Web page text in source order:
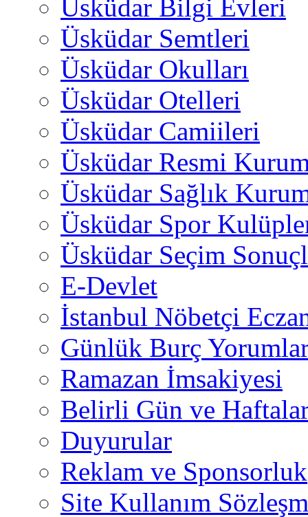
Üsküdar Bilgi Evleri
Üsküdar Semtleri
Üsküdar Okulları
Üsküdar Otelleri
Üsküdar Camiileri
Üsküdar Resmi
Üsküdar Sağlık
Üsküdar Spor
Üsküdar Seçim
E-Devlet
İstanbul Nöbetçi
Günlük Burç
Ramazan İmsakiyesi
Belirli Gün ve
Duyurular
Reklam ve Sponsorluk
Site Kullanım